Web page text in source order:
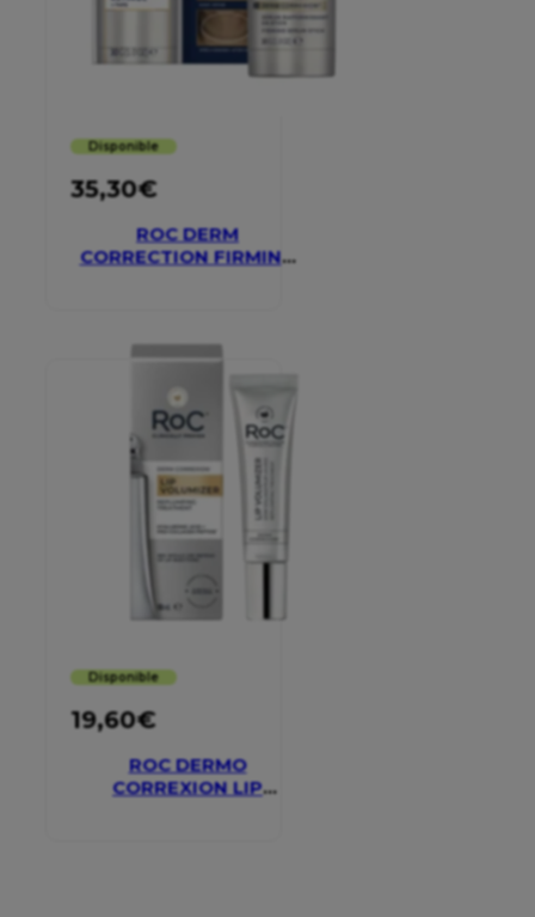
Disponible
35,30€
ROC DERM
CORRECTION FIRMING
Disponible
19,60€
ROC DERMO
CORREXION LIP